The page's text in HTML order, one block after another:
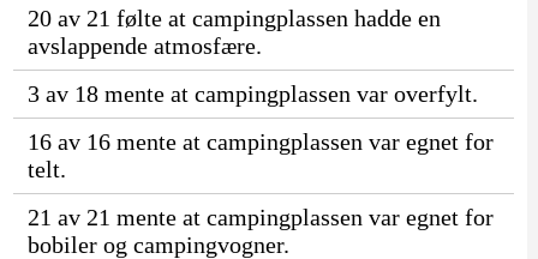
20 av 21 følte at campingplassen hadde en
avslappende atmosfære.
3 av 18 mente at campingplassen var overfylt.
16 av 16 mente at campingplassen var egnet for
telt.
21 av 21 mente at campingplassen var egnet for
bobiler og campingvogner.